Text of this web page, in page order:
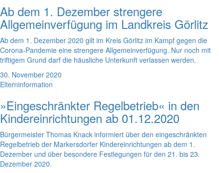
Ab dem 1. Dezember strengere
Allgemeinverfügung im Landkreis Görlitz
Ab dem 1. Dezember 2020 gilt im Kreis Görlitz im Kampf gegen die
Corona-Pandemie eine strengere Allgemeinverfügung. Nur noch mit
triftigem Grund darf die häusliche Unterkunft verlassen werden.
30. November 2020
Elterninformation
»Eingeschränkter Regelbetrieb« in den
Kindereinrichtungen ab 01.12.2020
Bürgermeister Thomas Knack informiert über den eingeschränkten
Regelbetrieb der Markersdorfer Kindereinrichtungen ab dem 1.
Dezember und über besondere Festlegungen für den 21. bis 23.
Dezember 2020.